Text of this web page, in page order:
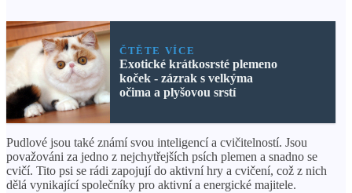
ČTĚTE VÍCE
Exotické krátkosrsté plemeno
koček - zázrak s velkýma
očima a plyšovou srstí
Pudlové jsou také známí svou inteligencí a cvičitelností. Jsou
považováni za jedno z nejchytřejších psích plemen a snadno se
cvičí. Tito psi se rádi zapojují do aktivní hry a cvičení, což z nich
dělá vynikající společníky pro aktivní a energické majitele.